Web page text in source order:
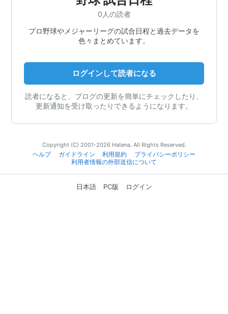
0人の読者
プロ野球やメジャーリーグの試合日程と過去データを
色々まとめています。
ログインして読者になる
読者になると、ブログの更新を簡単にチェックしたり、
更新通知を受け取ったりできるようになります。
Copyright (C) 2001-2026 Hatena. All Rights Reserved.
ヘルプ
ガイドライン 利用規約
プライバシーポリシー
利用者情報の外部送信について
日本語 PC版 ログイン